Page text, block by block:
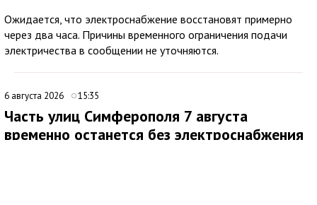
Ожидается, что электроснабжение восстановят примерно
через два часа. Причины временного ограничения подачи
электричества в сообщении не уточняются.
6 августа 2026 15:35
Часть улиц Симферополя 7 августа
временно останется без электроснабжения